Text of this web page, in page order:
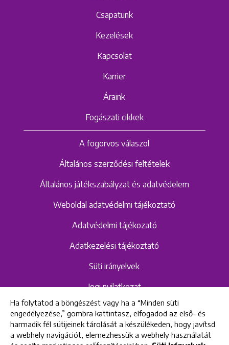
Csapatunk
Kezelések
Kapcsolat
Karrier
Áraink
Fogászati cikkek
A fogorvos válaszol
Általános szerződési feltételek
Általános játékszabályzat és adatvédelem
Weboldal adatvédelmi tájékoztató
Adatvédelmi tájékozató
Adatkezelési tájékoztató
Süti irányelvek
Jogi nyilatkozat
Hangrögzítéshez kapcsolódó adatvédelmi
szabályzat és tájékoztató
Ha folytatod a böngészést vagy ha a “Minden süti
engedélyezése,” gombra kattintasz, elfogadod az első- és
harmadik fél sütijeinek tárolását a készülékeden, hogy javítsd
a webhely navigációt, elemezhessük a webhely használatát